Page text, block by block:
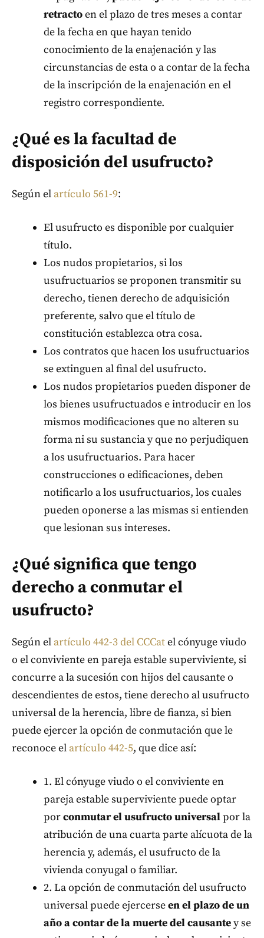
retractoen el plazo de tres meses a contar
de la fecha en que hayan tenido
conocimiento de la enajenación y las
circunstancias de esta o a contar de la fecha
de la inscripción de la enajenación en el
registro correspondiente.
¿Qué es la facultad de
disposición del usufructo?
Según el artículo 561-9:
El usufructo es disponible por cualquier
título.
Los nudos propietarios, si los
usufructuarios se proponen transmitir su
derecho, tienen derecho de adquisición
preferente, salvo que el título de
constitución establezca otra cosa.
Los contratos que hacen los usufructuarios
se extinguen al final del usufructo.
Los nudos propietarios pueden disponer de
los bienes usufructuados e introducir en los
mismos modificaciones que no alteren su
forma ni su sustancia y que no perjudiquen
a los usufructuarios. Para hacer
construcciones o edificaciones, deben
notificarlo a los usufructuarios, los cuales
pueden oponerse a las mismas si entienden
que lesionan sus intereses.
¿Qué significa que tengo
derecho a conmutar el
usufructo?
Según el artículo 442-3 del CCCatel cónyuge viudo
o el conviviente en pareja estable superviviente, si
concurre a la sucesión con hijos del causante o
descendientes de estos, tiene derecho al usufructo
universal de la herencia, libre de fianza, si bien
puede ejercer la opción de conmutación que le
reconoce el artículo 442-5, que dice así:
1. El cónyuge viudo o el conviviente en
pareja estable superviviente puede optar
porconmutar el usufructo universalpor la
atribución de una cuarta parte alícuota de la
herencia y, además, el usufructo de la
vivienda conyugal o familiar.
2. La opción de conmutación del usufructo
universal puede ejercerseen el plazo de un
año a contar de la muerte del causantey se